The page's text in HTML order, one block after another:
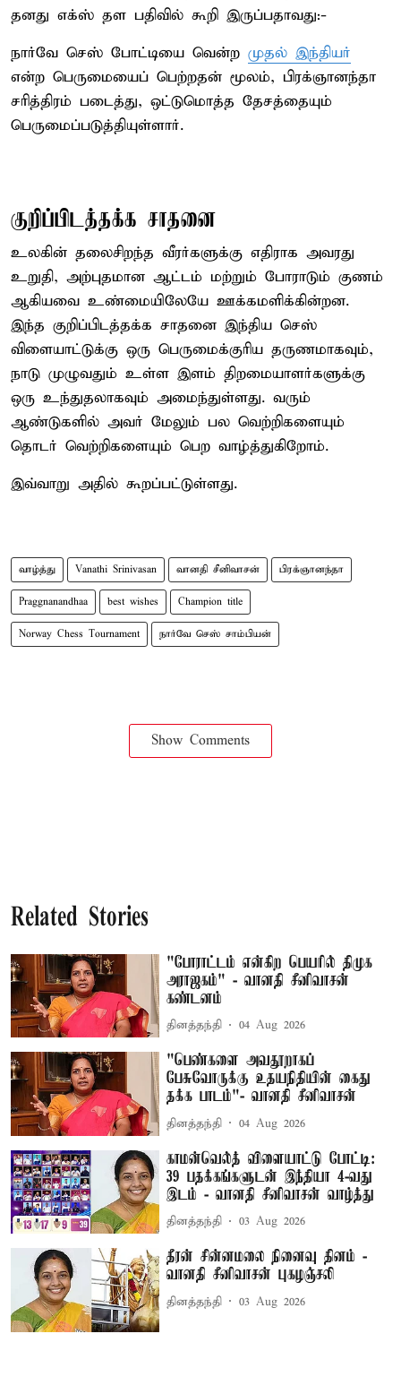
தனது எக்ஸ் தள பதிவில் கூறி இருப்பதாவது:-
நார்வே செஸ் போட்டியை வென்ற முதல் இந்தியர்
என்ற பெருமையைப் பெற்றதன் மூலம், பிரக்ஞானந்தா
சரித்திரம் படைத்து, ஒட்டுமொத்த தேசத்தையும்
பெருமைப்படுத்தியுள்ளார்.
குறிப்பிடத்தக்க சாதனை
உலகின் தலைசிறந்த வீரர்களுக்கு எதிராக அவரது
உறுதி, அற்புதமான ஆட்டம் மற்றும் போராடும் குணம்
ஆகியவை உண்மையிலேயே ஊக்கமளிக்கின்றன.
இந்த குறிப்பிடத்தக்க சாதனை இந்திய செஸ்
விளையாட்டுக்கு ஒரு பெருமைக்குரிய தருணமாகவும்,
நாடு முழுவதும் உள்ள இளம் திறமையாளர்களுக்கு
ஒரு உந்துதலாகவும் அமைந்துள்ளது. வரும்
ஆண்டுகளில் அவர் மேலும் பல வெற்றிகளையும்
தொடர் வெற்றிகளையும் பெற வாழ்த்துகிறோம்.
இவ்வாறு அதில் கூறப்பட்டுள்ளது.
வாழ்த்து Vanathi Srinivasan வானதி சீனிவாசன் பிரக்ஞானந்தா
Praggnanandhaa best wishes Champion title
Norway Chess Tournament நார்வே செஸ் சாம்பியன்
Show Comments
Related Stories
"போராட்டம் என்கிற பெயரில் திமுக
அராஜகம்" - வானதி சீனிவாசன்
கண்டனம்
தினத்தந்தி 04 Aug 2026
"பெண்களை அவதூறாகப்
பேசுவோருக்கு உதயநிதியின் கைது
தக்க பாடம்"- வானதி சீனிவாசன்
தினத்தந்தி 04 Aug 2026
காமன்வெல்த் விளையாட்டு போட்டி:
39 பதக்கங்களுடன் இந்தியா 4-வது
இடம் - வானதி சீனிவாசன் வாழ்த்து
தினத்தந்தி 03 Aug 2026
தீரன் சின்னமலை நினைவு தினம் -
வானதி சீனிவாசன் புகழஞ்சலி
தினத்தந்தி 03 Aug 2026